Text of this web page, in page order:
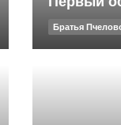
Братья